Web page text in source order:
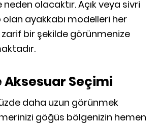
olacaktır. Açık veya sivri
ayakkabı modelleri her
bir şekilde görünmenize
Aksesuar Seçimi
daha uzun görünmek
göğüs bölgenizin hemen